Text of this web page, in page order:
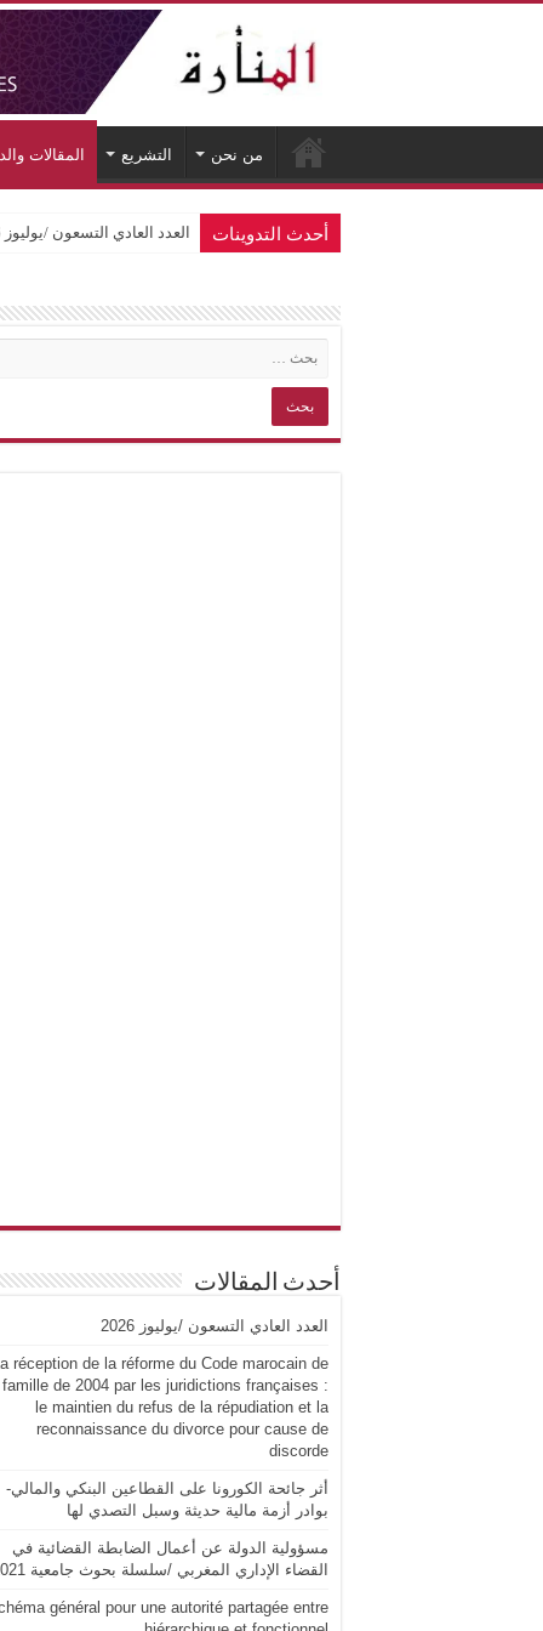
من نحن التشريع المقالات
أحدث التدوينات العدد العادي التسعون /يوليوز 2026
أحدث المقالات
العدد العادي التسعون /يوليوز 2026
La réception de la réforme du Code marocain de
famille de 2004 par les juridictions françaises :
le maintien du refus de la répudiation et la
reconnaissance du divorce pour cause de
discorde
أثر جائحة الكورونا على القطاعين البنكي والمالي-
بوادر أزمة مالية حديثة وسبل التصدي لها
مسؤولية الدولة عن أعمال الضابطة القضائية في
القضاء الإداري المغربي /سلسلة بحوث جامعية 2021
général pour une autorité partagée entre